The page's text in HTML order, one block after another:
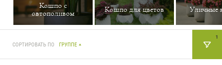
Кашпо с
автополивом
Кашпо для цветов Уличные
1
СОРТИРОВАТЬ ПО ГРУППЕ